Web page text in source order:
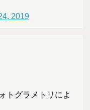
2019
トグラメトリによ